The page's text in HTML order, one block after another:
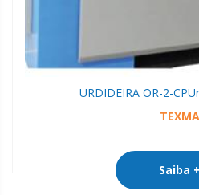
URDIDEIRA OR-2-CP
TEXMA
Saiba +